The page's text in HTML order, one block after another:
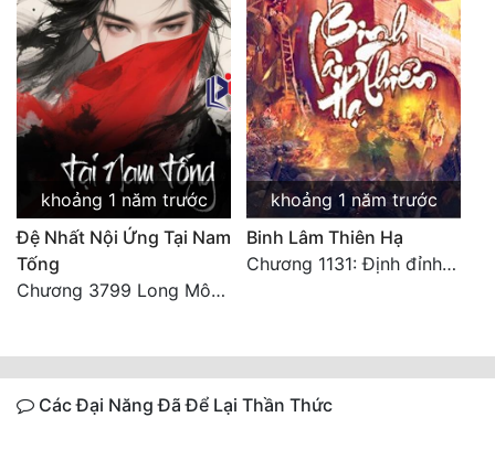
khoảng 1 năm trước
Đệ Nhất Nội Ứng Tại Nam
Tống
Chương 3799 Long Môn Thập Lục, Cô Đỉnh Ánh Sáng Mặt Trời
khoảng 1 năm trước
Binh Lâm Thiên Hạ
Chương 1131: Định đỉnh thiên hạ (HẾT)
Các Đại Năng Đã Để Lại Thần Thức